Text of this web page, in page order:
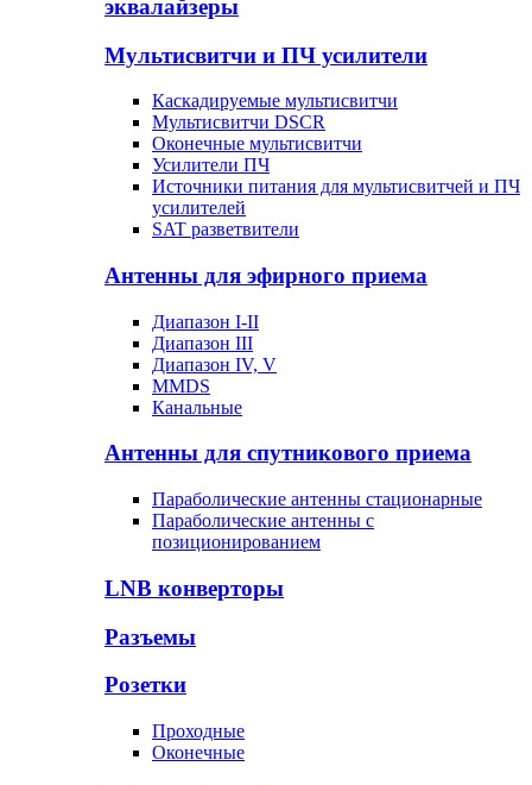
эквалайзеры
Мультисвитчи и ПЧ усилители
Каскадируемые мультисвитчи
Мультисвитчи DSCR
Оконечные мультисвитчи
Усилители ПЧ
Источники питания для мультисвитчей и ПЧ
усилителей
SAT разветвители
Антенны для эфирного приема
Диапазон I-II
Диапазон III
Диапазон IV, V
MMDS
Канальные
Антенны для спутникового приема
Параболические антенны стационарные
Параболические антенны с
позиционированием
LNB конверторы
Разъемы
Розетки
Проходные
Оконечные